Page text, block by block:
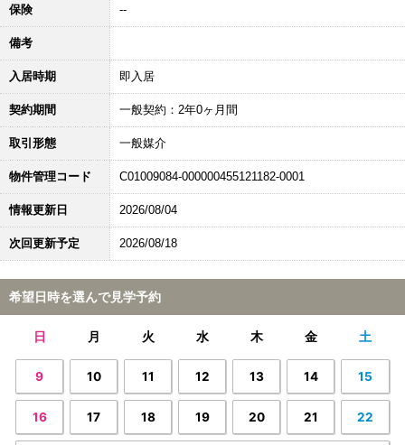
保険 --
備考
入居時期 即入居
契約期間 一般契約：2年0ヶ月間
取引形態 一般媒介
物件管理コード C01009084-000000455121182-0001
情報更新日 2026/08/04
次回更新予定 2026/08/18
希望日時を選んで見学予約
日 月 火 水 木 金 土
9 10 11 12 13 14 15
16 17 18 19 20 21 22